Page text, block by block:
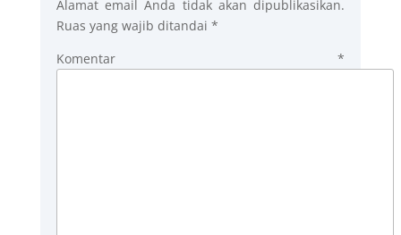
Alamat email Anda tidak akan dipublikasikan.
Ruas yang wajib ditandai *
Komentar*